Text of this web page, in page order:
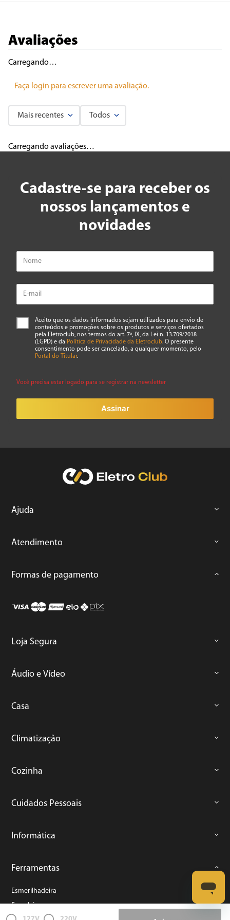
Avaliações
Carregando…
Faça login para escrever uma avaliação.
Mais recentes Todos
Carregando avaliações…
Cadastre-se para receber os
nossos lançamentos e
novidades
Aceito que os dados informados sejam utilizados para envio de
conteúdos e promoções sobre os produtos e serviços ofertados
pela Eletroclub, nos termos do art. 7º, IX, da Lei n. 13.709/2018
(LGPD) e da Política de Privacidade da Eletroclub. O presente
consentimento pode ser cancelado, a qualquer momento, pelo
Portal do Titular.
Você precisa estar logado para se registrar na newsletter
Assinar
Ajuda
Atendimento
Formas de pagamento
Loja Segura
Áudio e Vídeo
Casa
Climatização
Cozinha
Cuidados Pessoais
Informática
Ferramentas
Esmerilhadeira
Furadeira